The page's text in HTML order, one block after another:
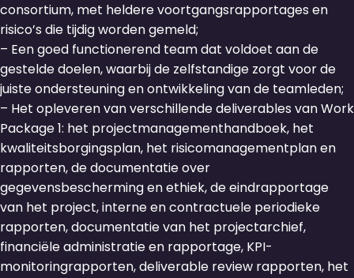
consortium, met heldere voortgangsrapportages en
risico’s die tijdig worden gemeld;
– Een goed functionerend team dat voldoet aan de
gestelde doelen, waarbij de zelfstandige zorgt voor de
juiste ondersteuning en ontwikkeling van de teamleden;
– Het opleveren van verschillende deliverables van Work
Package 1: het projectmanagementhandboek, het
kwaliteitsborgingsplan, het risicomanagementplan en
rapporten, de documentatie over
gegevensbescherming en ethiek, de eindrapportage
van het project, interne en contractuele periodieke
rapporten, documentatie van het projectarchief,
financiële administratie en rapportage, KPI-
monitoringrapporten, deliverable review rapporten, het